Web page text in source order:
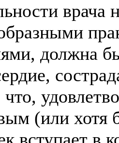
врача
должна
(или хотя